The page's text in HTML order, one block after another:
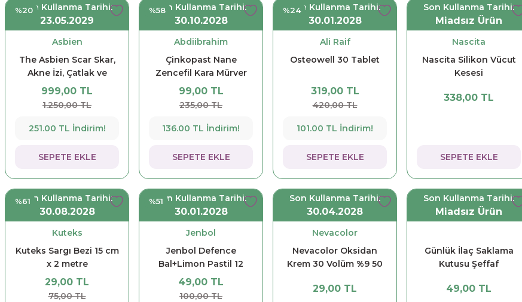
%20
Son Kullanma Tarihi:
23.05.2029
Asbien
The Asbien Scar Skar,
Akne İzi, Çatlak ve
İşlem Sonrası Cilt
Onarıcı Krem 50 ml
999,00 TL
1.250,00 TL
251.00 TL İndirim!
SEPETE EKLE
%58
Son Kullanma Tarihi:
30.10.2028
Abdiibrahim
Çinkopast Nane
Zencefil Kara Mürver
Pastil 12'li
99,00 TL
235,00 TL
136.00 TL İndirim!
SEPETE EKLE
%24
Son Kullanma Tarihi:
30.01.2028
Ali Raif
Osteowell 30 Tablet
319,00 TL
420,00 TL
101.00 TL İndirim!
SEPETE EKLE
Son Kullanma Tarihi:
Miadsız Ürün
Nascita
Nascita Silikon Vücut
Kesesi
338,00 TL
SEPETE EKLE
%61Son Kullanma Tarihi:
30.08.2028
Kuteks
Kuteks Sargı Bezi 15 cm
x 2 metre
29,00 TL
75,00 TL
%51Son Kullanma Tarihi:
30.01.2028
Jenbol
Jenbol Defence
Bal+Limon Pastil 12
Drops
49,00 TL
100,00 TL
Son Kullanma Tarihi:
30.04.2028
Nevacolor
Nevacolor Oksidan
Krem 30 Volüm %9 50
29,00 TL
Son Kullanma Tarihi:
Miadsız Ürün
Günlük İlaç Saklama
Kutusu Şeffaf
49,00 TL